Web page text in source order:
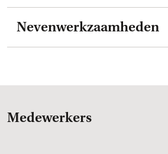
Nevenwerkzaamheden
Medewerkers